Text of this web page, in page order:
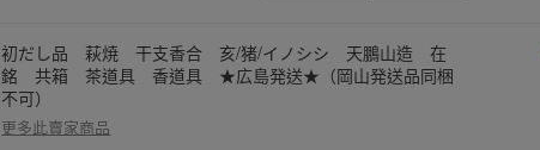
初だし品 萩焼 干支香合 亥/猪/イノシシ 天鵬山造 在
銘 共箱 茶道具 香道具 ★広島発送★（岡山発送品同梱
不可）
更多此賣家商品